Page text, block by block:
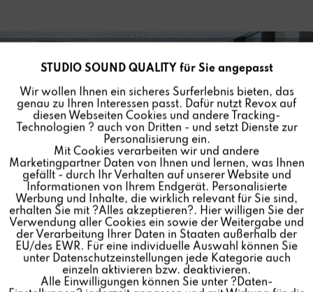
Funktionale Aktiv
Marketing Inaktiv
Tracking Inaktiv
Personalisierung Inaktiv
Service Inaktiv
STUDIO SOUND QUALITY für Sie angepasst
Wir wollen Ihnen ein sicheres Surferlebnis bieten, das
genau zu Ihren Interessen passt. Dafür nutzt Revox auf
diesen Webseiten Cookies und andere Tracking-
Technologien ? auch von Dritten - und setzt Dienste zur
Personalisierung ein.
Mit Cookies verarbeiten wir und andere
Marketingpartner Daten von Ihnen und lernen, was Ihnen
gefällt - durch Ihr Verhalten auf unserer Website und
Informationen von Ihrem Endgerät. Personalisierte
Werbung und Inhalte, die wirklich relevant für Sie sind,
erhalten Sie mit ?Alles akzeptieren?. Hier willigen Sie der
Verwendung aller Cookies ein sowie der Weitergabe und
der Verarbeitung Ihrer Daten in Staaten außerhalb der
EU/des EWR. Für eine individuelle Auswahl können Sie
unter Datenschutzeinstellungen jede Kategorie auch
einzeln aktivieren bzw. deaktivieren.
Alle Einwilligungen können Sie unter ?Daten-